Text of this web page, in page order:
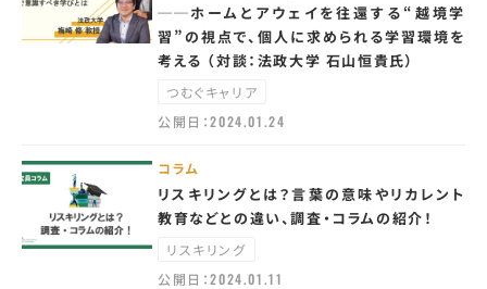
──ホームとアウェイを往還する“越境学
習”の視点で、個人に求められる学習環境を
考える （対談：法政大学 石山恒貴氏）
つむぐキャリア
公開日：2024.01.24
コラム
リスキリングとは？言葉の意味やリカレント
教育などとの違い、調査・コラムの紹介！
リスキリング
公開日：2024.01.11